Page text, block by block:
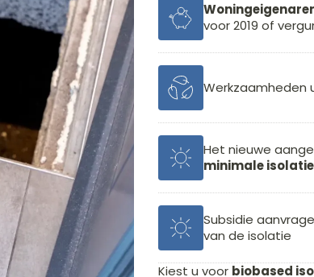
voor 2019 of
Werkzaamheden
Het nieuwe
minimale
Subsidie
van de isolatie
Kiest u voor biobased